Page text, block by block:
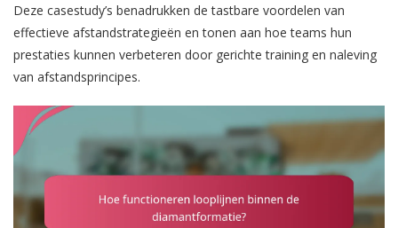
Deze casestudy’s benadrukken de tastbare voordelen van
effectieve afstandstrategieën en tonen aan hoe teams hun
prestaties kunnen verbeteren door gerichte training en naleving
van afstandsprincipes.